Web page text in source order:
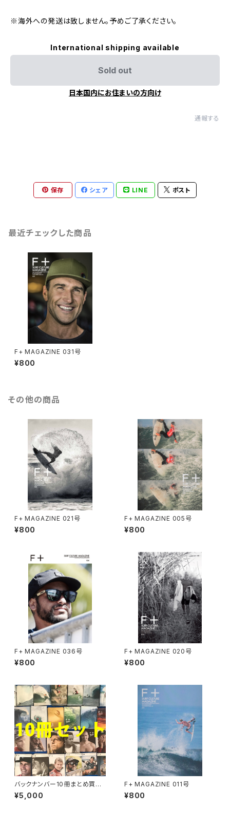
※海外への発送は致しません。予めご了承ください。
International shipping available
Sold out
日本国内にお住まいの方向け
通報する
保存 シェア LINE ポスト
最近チェックした商品
F+ MAGAZINE 031号
¥800
その他の商品
F+ MAGAZINE 021号
¥800
F+ MAGAZINE 005号
¥800
F+ MAGAZINE 036号
¥800
F+ MAGAZINE 020号
¥800
バックナンバー10冊まとめ買い
割引パック
¥5,000
F+ MAGAZINE 011号
¥800